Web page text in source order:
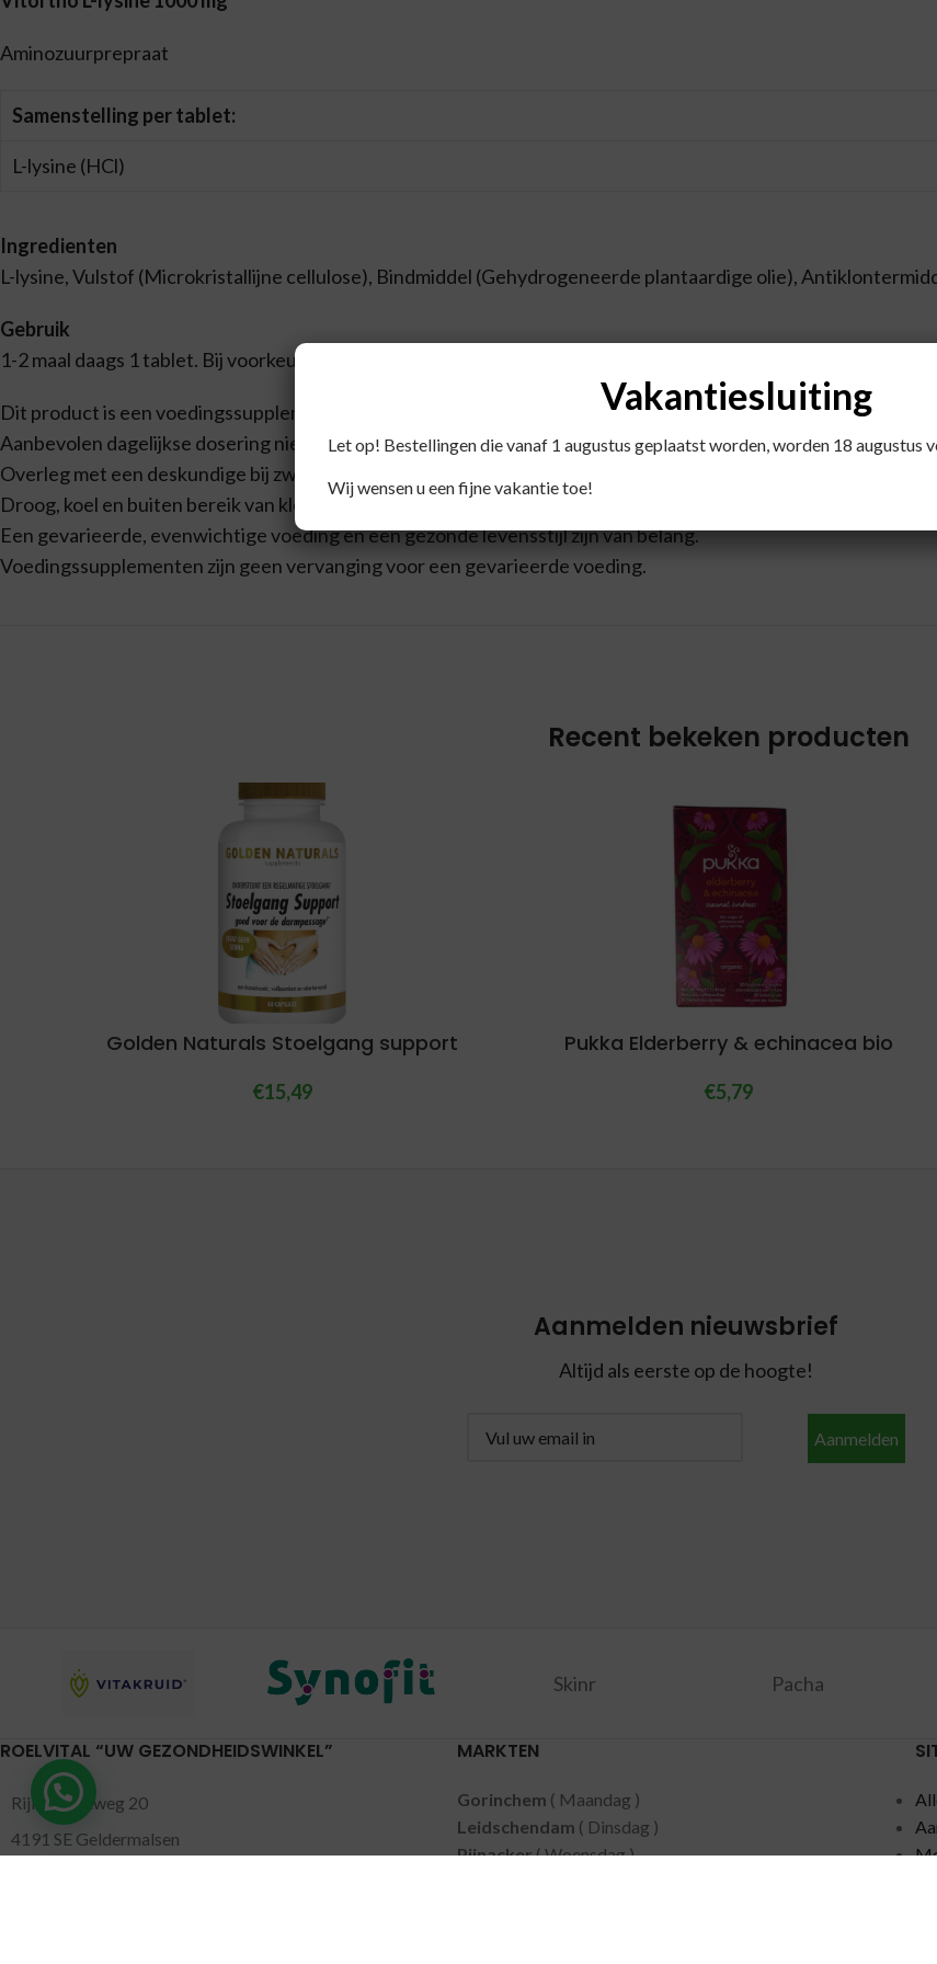
Aminozuurprepraat
Samenstelling per tablet:
L-lysine (HCl)
Ingredienten
L-lysine, Vulstof (Microkristallijne cellulose), Bindmiddel (Gehydrogeneerde plantaardige olie),
Gebruik
1-2 maal daags 1 tablet. Bij voorkeur nuchter of tussen de maaltijden innemen.
Dit product is een voedingssupplement.
Aanbevolen dagelijkse dosering niet overschrijden.
Overleg met een deskundige bij zwangerschap, lactatie, ziekte en medicijngebruik.
Droog, koel en buiten bereik van kleine kinderen bewaren.
Een gevarieerde, evenwichtige voeding en een gezonde levensstijl zijn van belang.
Voedingssupplementen zijn geen vervanging voor een gevarieerde voeding.
Recent bekeken producten
Golden Naturals Stoelgang support
€15,49
Pukka Elderberry & echinacea bio
€5,79
Aanmelden nieuwsbrief
Altijd als eerste op de hoogte!
Aanmelden
Skinr Pacha
ROELVITAL “UW GEZONDHEIDSWINKEL”
Rijksstraatweg 20
4191 SE Geldermalsen
MARKTEN
Gorinchem ( Maandag )
Leidschendam ( Dinsdag )
Pijnacker( Woensdag )
Vakantiesluiting
Let op! Bestellingen die vanaf 1 augustus geplaatst worden, worden 18 augustus
Wij wensen u een fijne vakantie toe!